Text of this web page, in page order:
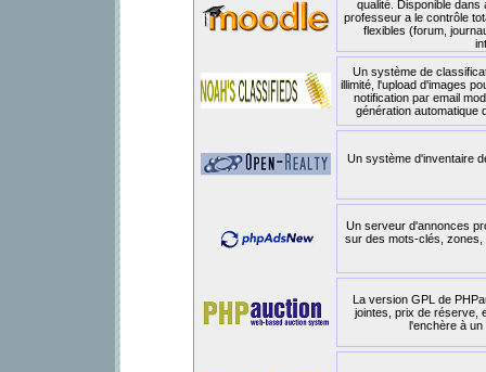
qualité. Disponible dans
professeur a le contrôle
flexibles (forum,
Un système de
illimité, l'upload d'images
notification par email
génération automatique
Un système d'inventaire
Un serveur d'annonces
sur des mots-clés, zones,
La version GPL de
jointes, prix de réserve,
l'enchère à